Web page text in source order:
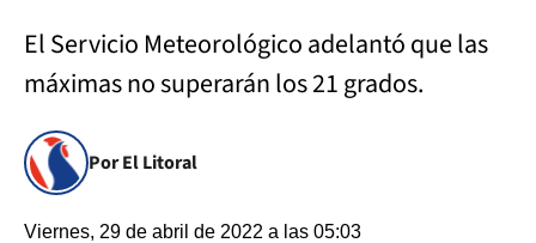
El Servicio Meteorológico adelantó que las
máximas no superarán los 21 grados.
Por El Litoral
Viernes, 29 de abril de 2022 a las 05:03